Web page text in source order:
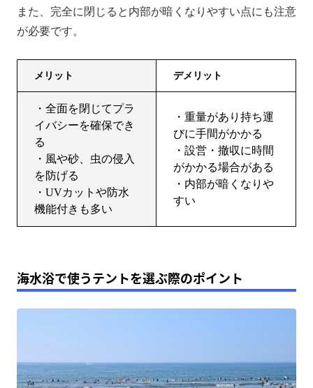
また、完全に閉じると内部が暗くなりやすい点にも注意
が必要です。
メリット デメリット
・全面を閉じてプラ
イバシーを確保でき
る
・風や砂、虫の侵入
を防げる
・UVカットや防水
機能付きも多い
・重量があり持ち運
びに手間がかかる
・設営・撤収に時間
がかかる場合がある
・内部が暗くなりや
すい
海水浴で使うテントを選ぶ際のポイント